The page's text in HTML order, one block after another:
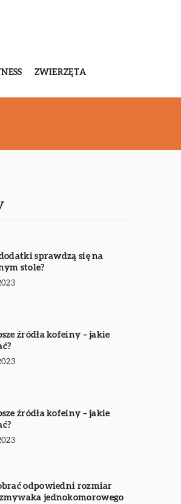
ZWIERZĘTA
sprawdzą się na
stole?
źródła kofeiny – jakie
źródła kofeiny – jakie
odpowiedni rozmiar
jednokomorowego